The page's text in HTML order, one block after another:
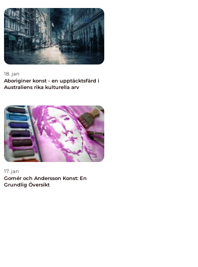
18. jan
Aboriginer konst - en upptäcktsfärd i
Australiens rika kulturella arv
17. jan
Gomér och Andersson Konst: En
Grundlig Översikt